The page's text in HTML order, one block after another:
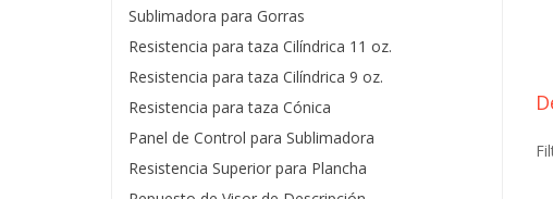
Si tiene un video del problema que tiene envielo a
975 628 067
975 628 609
Enviar
Sublimadora para Gorras
Resistencia para taza Cilíndrica 11 oz.
Resistencia para taza Cilíndrica 9 oz.
Resistencia para taza Cónica
Panel de Control para Sublimadora
Resistencia Superior para Plancha